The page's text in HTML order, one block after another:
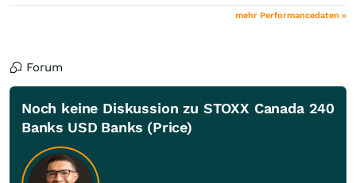
mehr Performancedaten »
Forum
Noch keine Diskussion zu STOXX Canada 240
Banks USD Banks (Price)